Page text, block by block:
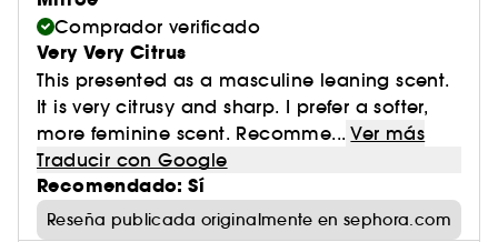
Comprador verificado
Very Very Citrus
This presented as a masculine leaning scent.
It is very citrusy and sharp. I prefer a softer,
more feminine scent. Recomme... Ver más
Traducir con Google
Recomendado: Sí
Reseña publicada originalmente en sephora.com